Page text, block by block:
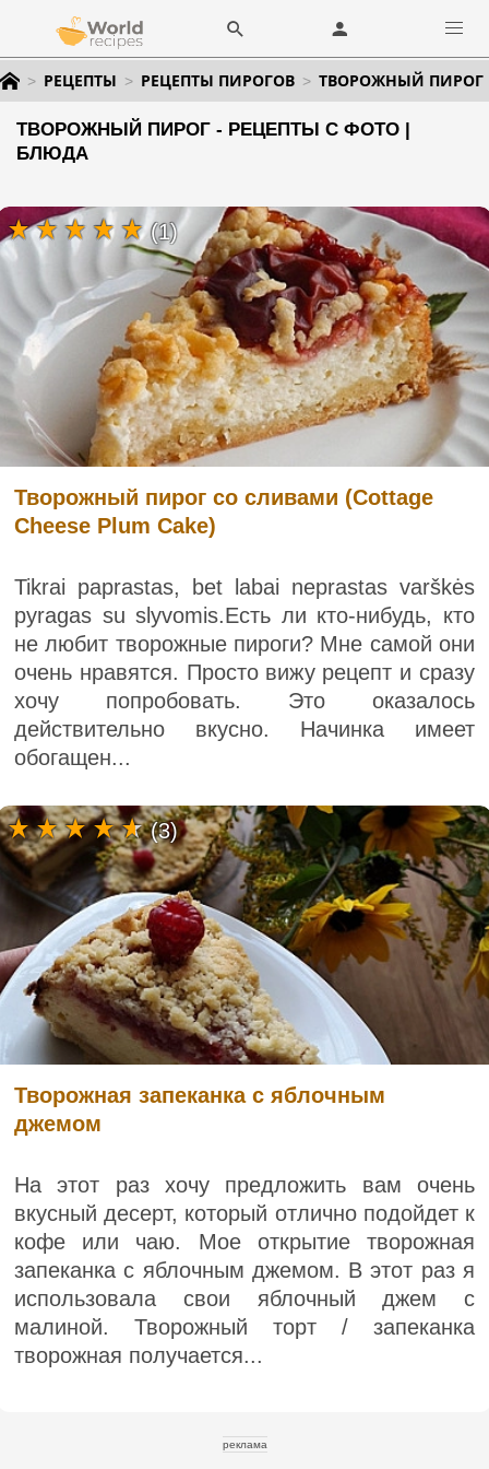
РЕЦЕПТЫ РЕЦЕПТЫ ПИРОГОВ ТВОРОЖНЫЙ ПИРОГ
ТВОРОЖНЫЙ ПИРОГ - РЕЦЕПТЫ С ФОТО |
БЛЮДА
Творожный пирог со сливами (Cottage
Cheese Plum Cake)
Tikrai paprastas, bet labai neprastas varškės
pyragas su slyvomis.Есть ли кто-нибудь, кто
не любит творожные пироги? Мне самой они
очень нравятся. Просто вижу рецепт и сразу
хочу попробовать. Это оказалось
действительно вкусно. Начинка имеет
обогащен...
(1)
Творожная запеканка с яблочным
джемом
На этот раз хочу предложить вам очень
вкусный десерт, который отлично подойдет к
кофе или чаю. Мое открытие творожная
запеканка с яблочным джемом. В этот раз я
использовала свои яблочный джем с
малиной. Творожный торт / запеканка
творожная получается...
(3)
реклама